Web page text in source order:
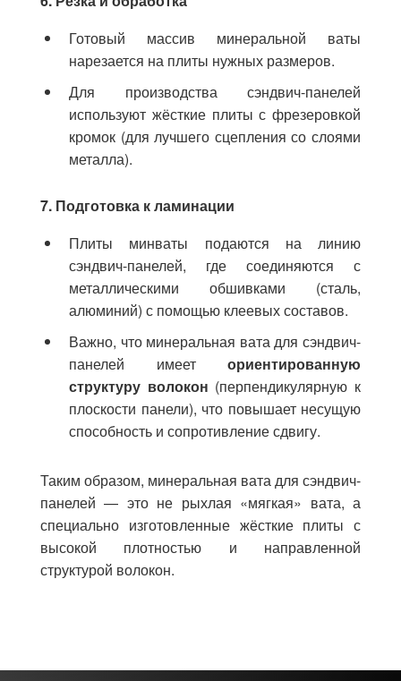
Готовый массив минеральной ваты
нарезается на плиты нужных размеров.
Для производства сэндвич-панелей
используют жёсткие плиты с фрезеровкой
кромок (для лучшего сцепления со слоями
металла).
7. Подготовка к ламинации
Плиты минваты подаются на линию
сэндвич-панелей, где соединяются с
металлическими обшивками (сталь,
алюминий) с помощью клеевых составов.
Важно, что минеральная вата для сэндвич-
панелей имеет ориентированную
структуру волокон (перпендикулярную к
плоскости панели), что повышает несущую
способность и сопротивление сдвигу.
Таким образом, минеральная вата для сэндвич-
панелей — это не рыхлая «мягкая» вата, а
специально изготовленные жёсткие плиты с
высокой плотностью и направленной
структурой волокон.